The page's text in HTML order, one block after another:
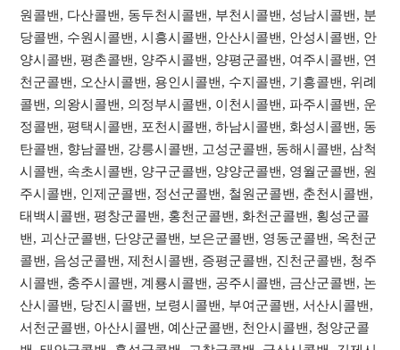
원콜밴, 다산콜밴, 동두천시콜밴, 부천시콜밴, 성남시콜밴, 분
당콜밴, 수원시콜밴, 시흥시콜밴, 안산시콜밴, 안성시콜밴, 안
양시콜밴, 평촌콜밴, 양주시콜밴, 양평군콜밴, 여주시콜밴, 연
천군콜밴, 오산시콜밴, 용인시콜밴, 수지콜밴, 기흥콜밴, 위례
콜밴, 의왕시콜밴, 의정부시콜밴, 이천시콜밴, 파주시콜밴, 운
정콜밴, 평택시콜밴, 포천시콜밴, 하남시콜밴, 화성시콜밴, 동
탄콜밴, 향남콜밴, 강릉시콜밴, 고성군콜밴, 동해시콜밴, 삼척
시콜밴, 속초시콜밴, 양구군콜밴, 양양군콜밴, 영월군콜밴, 원
주시콜밴, 인제군콜밴, 정선군콜밴, 철원군콜밴, 춘천시콜밴,
태백시콜밴, 평창군콜밴, 홍천군콜밴, 화천군콜밴, 횡성군콜
밴, 괴산군콜밴, 단양군콜밴, 보은군콜밴, 영동군콜밴, 옥천군
콜밴, 음성군콜밴, 제천시콜밴, 증평군콜밴, 진천군콜밴, 청주
시콜밴, 충주시콜밴, 계룡시콜밴, 공주시콜밴, 금산군콜밴, 논
산시콜밴, 당진시콜밴, 보령시콜밴, 부여군콜밴, 서산시콜밴,
서천군콜밴, 아산시콜밴, 예산군콜밴, 천안시콜밴, 청양군콜